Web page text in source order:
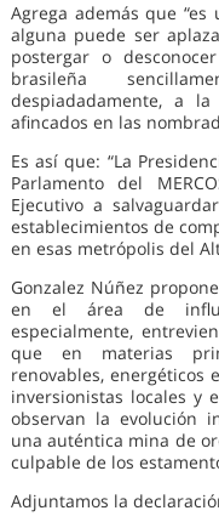
Agrega además que
alguna puede ser
postergar o
brasileña
despiadadamente, a
afincados en las
Es así que: “La
Parlamento del
Ejecutivo a
establecimientos de
en esas metrópolis del
Gonzalez Núñez
en el área de
especialmente,
que en materias
renovables, energéticos
inversionistas locales y
observan la evolución
una auténtica mina de
culpable de los
Adjuntamos la